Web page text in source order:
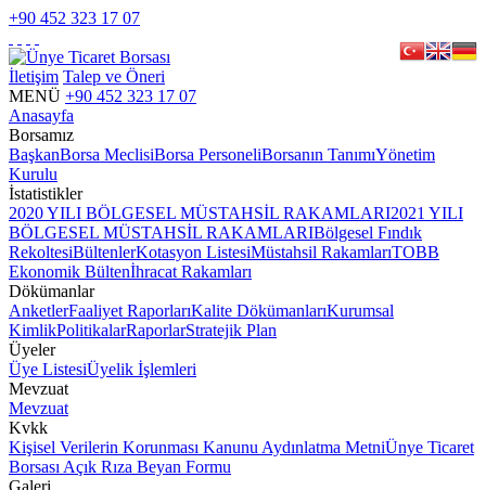
+90 452 323 17 07
İletişim Talep ve Öneri
MENÜ +90 452 323 17 07
Anasayfa
Borsamız
BaşkanBorsa MeclisiBorsa PersoneliBorsanın TanımıYönetim
Kurulu
İstatistikler
2020 YILI BÖLGESEL MÜSTAHSİL RAKAMLARI2021 YILI
BÖLGESEL MÜSTAHSİL RAKAMLARIBölgesel Fındık
RekoltesiBültenlerKotasyon ListesiMüstahsil RakamlarıTOBB
Ekonomik Bültenİhracat Rakamları
Dökümanlar
AnketlerFaaliyet RaporlarıKalite DökümanlarıKurumsal
KimlikPolitikalarRaporlarStratejik Plan
Üyeler
Üye ListesiÜyelik İşlemleri
Mevzuat
Mevzuat
Kvkk
Kişisel Verilerin Korunması Kanunu Aydınlatma MetniÜnye Ticaret
Borsası Açık Rıza Beyan Formu
Galeri